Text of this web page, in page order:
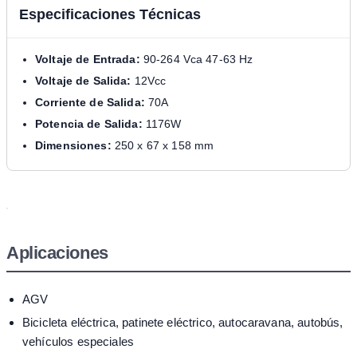
Especificaciones Técnicas
Voltaje de Entrada: 90-264 Vca 47-63 Hz
Voltaje de Salida: 12Vcc
Corriente de Salida: 70A
Potencia de Salida: 1176W
Dimensiones: 250 x 67 x 158 mm
Aplicaciones
AGV
Bicicleta eléctrica, patinete eléctrico, autocaravana, autobús,
vehículos especiales